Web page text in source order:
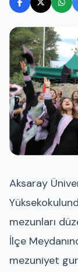
Aksaray
mezunları
İlçe
mezuniyet